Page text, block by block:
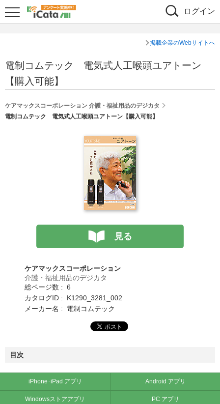
ログイン
掲載企業のWebサイトへ
電制コムテック 電気式人工喉頭ユアトーン
【購入可能】
ケアマックスコーポレーション 介護・福祉用品のデジカタ
電制コムテック 電気式人工喉頭ユアトーン【購入可能】
見る
ケアマックスコーポレーション
介護・福祉用品のデジカタ
総ページ数 : 6
カタログID : K1290_3281_002
メーカー名 : 電制コムテック
目次
iPhone･iPad アプリ Android アプリ
Windowsストアアプリ PC アプリ